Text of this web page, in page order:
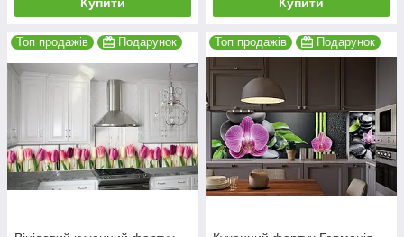
Топ продажів Подарунок Топ продажів Подарунок